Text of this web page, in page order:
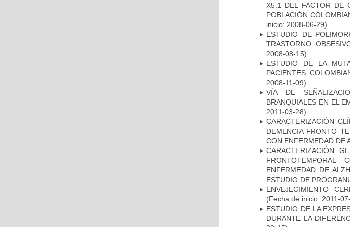
X5.1 DEL FACTOR DE
POBLACIÓN
inicio: 2008-06-29)
ESTUDIO DE
TRASTORNO
2008-08-15)
ESTUDIO DE LA
PACIENTES
2008-11-09)
VÍA DE
BRANQUIALES EN EL
2011-03-28)
CARACTERIZACIÓN
DEMENCIA FRONTO
CON ENFERMEDAD DE
CARACTERIZACIÓN
ENFERMEDAD DE
ESTUDIO DE
ENVEJECIMIENTO
(Fecha de inicio: 2011-
ESTUDIO DE LA
DURANTE LA